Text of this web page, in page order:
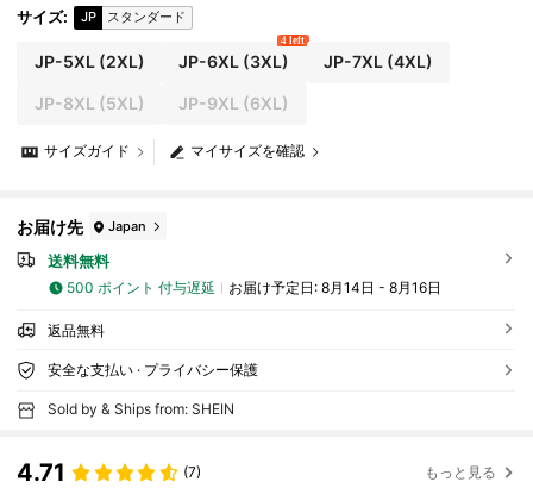
サイズ: JP スタンダード
JP-5XL(2XL) JP-6XL (3XL)
4 left
JP-7XL(4XL)
JP-8XL (5XL) JP-9XL (6XL)
マイサイズを確認
サイズガイド
お届け先 Japan
送料無料
500 ポイント 付与遅延 お届け予定日: 8月14日 - 8月16日
返品無料
安全な支払い · プライバシー保護
Sold by & Ships from: SHEIN
4.71 (7) もっと見る